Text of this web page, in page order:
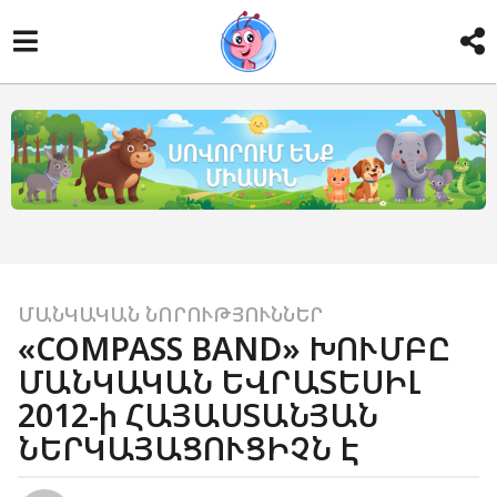
1
4
տ
ա
ր
ի
ՄԱՆԿԱԿԱՆ ՆՈՐՈՒԹՅՈՒՆՆԵՐ
«COMPASS BAND» ԽՈՒՄԲԸ
ՄԱՆԿԱԿԱՆ ԵՎՐԱՏԵՍԻԼ
2012-ի ՀԱՅԱՍՏԱՆՅԱՆ
ՆԵՐԿԱՅԱՑՈՒՑԻՉՆ Է